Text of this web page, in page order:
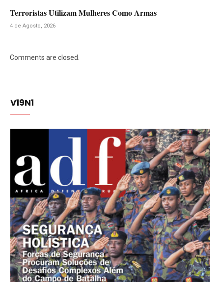
Terroristas Utilizam Mulheres Como Armas
4 de Agosto, 2026
Comments are closed.
V19N1